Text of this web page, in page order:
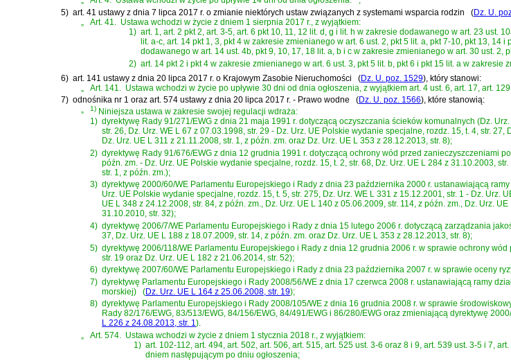
5) art. 41 ustawy z dnia 7 lipca 2017 r. o zmianie niektórych ustaw związanych z systemami wsparcia rodzin (Dz. U.
„
Art. 41. Ustawa wchodzi w życie z dniem 1 sierpnia 2017 r., z wyjątkiem:
1) art. 1, art. 2 pkt 2, art. 3-5, art. 6 pkt 10, 11, 12 lit. d, g i lit. h w zakresie dodawanego w art. 23 ust.
lit. a-c, art. 14 pkt 1, 3, pkt 4 w zakresie zmienianego w art. 6 ust. 2, pkt 5 lit. a, pkt 7-10, pkt 13,
dodawanego w art. 14 ust. 4b, pkt 9, 10, 17, 18 lit. a, b i c w zakresie zmienianego w art. 30 ust.
2) art. 14 pkt 2 i pkt 4 w zakresie zmienianego w art. 6 ust. 3, pkt 5 lit. b, pkt 6 i pkt 15 lit. a w
6) art. 141 ustawy z dnia 20 lipca 2017 r. o Krajowym Zasobie Nieruchomości (Dz. U. poz. 1529) , który stanowi:
Art. 141. Ustawa wchodzi w życie po upływie 30 dni od dnia ogłoszenia, z wyjątkiem art. 4 ust. 6, art. 17, art.
7) odnośnika nr 1 oraz art. 574 ustawy z dnia 20 lipca 2017 r. - Prawo wodne (Dz. U. poz. 1566), które stanowią:
„
1) Niniejsza ustawa w zakresie swojej regulacji wdraża:
1) dyrektywę Rady 91/271/EWG z dnia 21 maja 1991 r. dotyczącą oczyszczania ścieków komunalnych (Dz.
str. 26, Dz. Urz. WE L 67 z 07.03.1998, str. 29 - Dz. Urz. UE Polskie wydanie specjalne, rozdz. 15, t. 4, str.
Dz. Urz. UE L 311 z 21.11.2008, str. 1, z późn. zm. oraz Dz. Urz. UE L 353 z 28.12.2013, str. 8);
2) dyrektywę Rady 91/676/EWG z dnia 12 grudnia 1991 r. dotyczącą ochrony wód przed zanieczyszczeniami
późn. zm. - Dz. Urz. UE Polskie wydanie specjalne, rozdz. 15, t. 2, str. 68, Dz. Urz. UE L 284 z 31.10.2003,
str. 1, z późn. zm.);
3) dyrektywę 2000/60/WE Parlamentu Europejskiego i Rady z dnia 23 października 2000 r. ustanawiającą
Urz. UE Polskie wydanie specjalne, rozdz. 15, t. 5, str. 275, Dz. Urz. WE L 331 z 15.12.2001, str. 1 - Dz.
UE L 348 z 24.12.2008, str. 84, z późn. zm., Dz. Urz. UE L 140 z 05.06.2009, str. 114, z późn. zm., Dz. Urz.
31.10.2010, str. 32);
4) dyrektywę 2006/7/WE Parlamentu Europejskiego i Rady z dnia 15 lutego 2006 r. dotyczącą zarządzania
37, Dz. Urz. UE L 188 z 18.07.2009, str. 14, z późn. zm. oraz Dz. Urz. UE L 353 z 28.12.2013, str. 8);
5) dyrektywę 2006/118/WE Parlamentu Europejskiego i Rady z dnia 12 grudnia 2006 r. w sprawie ochrony
str. 19 oraz Dz. Urz. UE L 182 z 21.06.2014, str. 52);
6) dyrektywę 2007/60/WE Parlamentu Europejskiego i Rady z dnia 23 października 2007 r. w sprawie oceny
7) dyrektywę Parlamentu Europejskiego i Rady 2008/56/WE z dnia 17 czerwca 2008 r. ustanawiającą ramy
morskiej)
(Dz. Urz. UE L 164 z 25.06.2008, str. 19);
8) dyrektywę Parlamentu Europejskiego i Rady 2008/105/WE z dnia 16 grudnia 2008 r. w sprawie
Rady 82/176/EWG, 83/513/EWG, 84/156/EWG, 84/491/EWG i 86/280/EWG oraz zmieniającą dyrektywę
L 226 z 24.08.2013, str. 1).
„
Art. 574. Ustawa wchodzi w życie z dniem 1 stycznia 2018 r., z wyjątkiem:
1) art. 102-112, art. 494, art. 502, art. 506, art. 515, art. 525 ust. 3-6 oraz 8 i 9, art. 539 ust. 3-5 i 7,
dniem następującym po dniu ogłoszenia;